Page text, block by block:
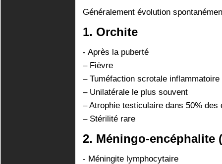
Généralement évolution
1. Orchite
- Après la puberté
– Fièvre
– Tuméfaction scrotale
– Unilatérale le plus souvent
– Atrophie testiculaire dans 50% des
– Stérilité rare
2. Méningo-encéphalite
- Méningite lymphocytaire